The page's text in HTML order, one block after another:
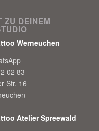
ZU DEINEM
Werneuchen
02 83
Str. 16
Atelier Spreewald